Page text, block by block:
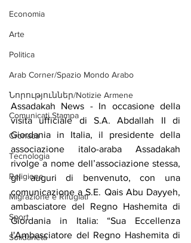
Economia
Arte
Politica
Arab Corner/Spazio Mondo Arabo
Նորություններ/Notizie Armene
Comunicati Stampa
Cronaca
Tecnologia
Religione
Migrazione e Rifugiati
Sport
Solidarietà
Assadakah News - In occasione della
visita ufficiale di S.A. Abdallah II di
Giordania in Italia, il presidente della
associazione italo-araba Assadakah
rivolge a nome dell’associazione stessa,
gli auguri di benvenuto, con una
comunicazione a S.E. Qais Abu Dayyeh,
ambasciatore del Regno Hashemita di
Giordania in Italia: “Sua Eccellenza
l'Ambasciatore del Regno Hashemita di